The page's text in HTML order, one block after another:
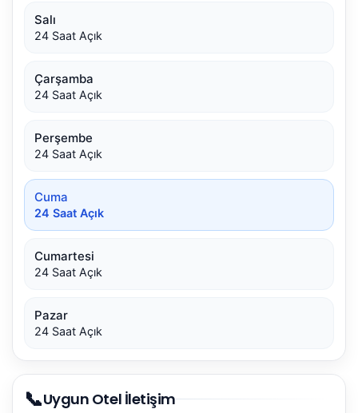
Salı
24 Saat Açık
Çarşamba
24 Saat Açık
Perşembe
24 Saat Açık
Cuma
24 Saat Açık
Cumartesi
24 Saat Açık
Pazar
24 Saat Açık
📞Uygun Otel İletişim